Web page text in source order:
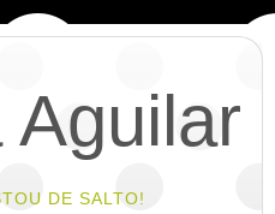
Aguilar
DE SALTO!